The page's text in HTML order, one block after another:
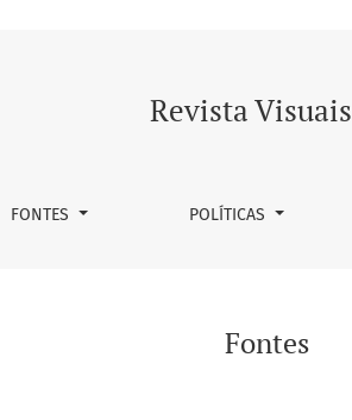
Revista Visuais
FONTES POLÍTICAS
Fontes